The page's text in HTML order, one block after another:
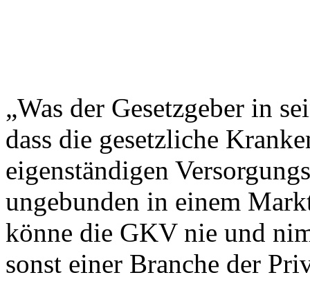
„Was der Gesetzgeber in
dass die gesetzliche
eigenständigen
ungebunden in einem
könne die GKV nie und
sonst einer Branche der